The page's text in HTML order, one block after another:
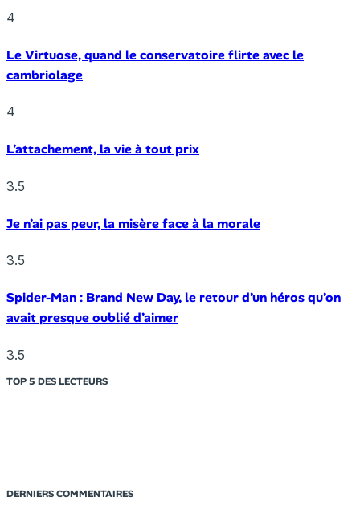
4
Le Virtuose, quand le conservatoire flirte avec le
cambriolage
4
L’attachement, la vie à tout prix
3.5
Je n’ai pas peur, la misère face à la morale
3.5
Spider-Man : Brand New Day, le retour d’un héros qu’on
avait presque oublié d’aimer
3.5
TOP 5 DES LECTEURS
DERNIERS COMMENTAIRES